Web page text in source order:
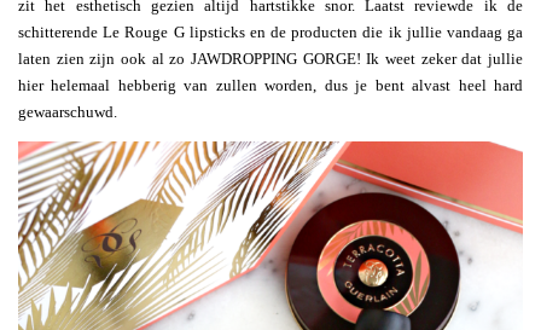
zit het esthetisch gezien altijd hartstikke snor. Laatst reviewde ik de
schitterende Le Rouge G lipsticks en de producten die ik jullie vandaag ga
laten zien zijn ook al zo JAWDROPPING GORGE! Ik weet zeker dat jullie
hier helemaal hebberig van zullen worden, dus je bent alvast heel hard
gewaarschuwd.